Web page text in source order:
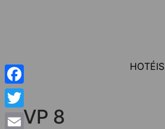
HOTÉIS
VP 8
Facebook
Twitter